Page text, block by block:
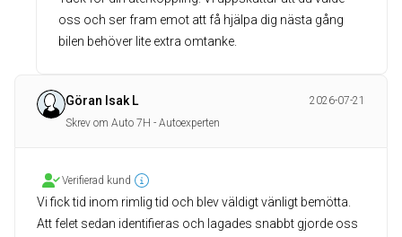
oss och ser fram emot att få hjälpa dig nästa gång
Göran Isak L
2026-07-21
Skrev om Auto 7H - Autoexperten
Verifierad kund
Vi fick tid inom rimlig tid och blev väldigt vänligt bemötta.
Att felet sedan identifieras och lagades snabbt gjorde oss